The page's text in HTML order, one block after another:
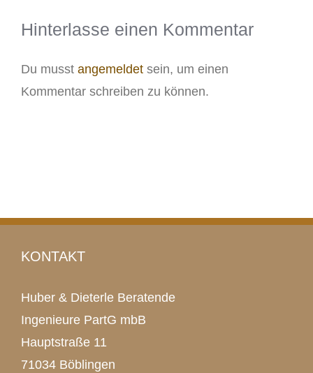
Hinterlasse einen Kommentar
Du musst angemeldet sein, um einen
Kommentar schreiben zu können.
KONTAKT
Huber & Dieterle Beratende
Ingenieure PartG mbB
Hauptstraße 11
71034 Böblingen